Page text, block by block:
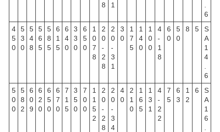
8
1
6
4
5
0
5
3
0
5
4
8
5
6
5
5
8
5
6
1
5
6
4
0
3
3
0
6
5
0
1
0
7
8
2
0
-
2
8
2
0
-
3
1
3
0
1
7
5
1
4
0
1
0
0
4
-
1
8
6
0
5
0
8 5
S
A
1
4
6
5
0
0
5
8
2
6
0
9
6
2
0
6
5
0
6
7
0
7
1
5
3
5
0
7
0
0
1
1
5
2
2
0
-
2
8
2
0
-
3
4
4
0
2
1
0
1
6
5
1
3
1
4
-
2
2
7
5
6
3
1
2
6
S
A
1
6